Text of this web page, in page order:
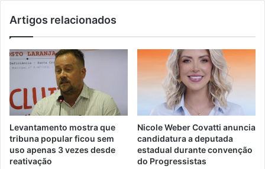
Artigos relacionados
Levantamento mostra que
tribuna popular ficou sem
uso apenas 3 vezes desde
reativação
Nicole Weber Covatti anuncia
candidatura a deputada
estadual durante convenção
do Progressistas